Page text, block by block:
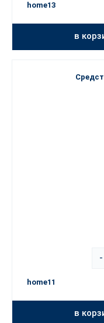
home13
в
-
home11
в